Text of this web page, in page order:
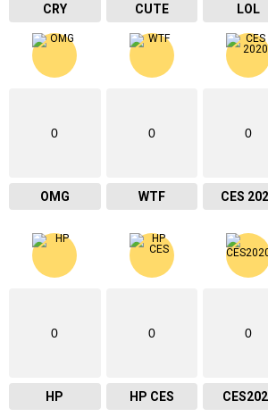
CRY CUTE LOL
0
OMG
0
WTF
0
CES
0
HP
0
HP CES
0